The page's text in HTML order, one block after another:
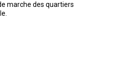
marche des quartiers